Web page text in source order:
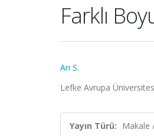
Farklı
Arı S.
Lefke Avrupa
Yayın Türü: Makale